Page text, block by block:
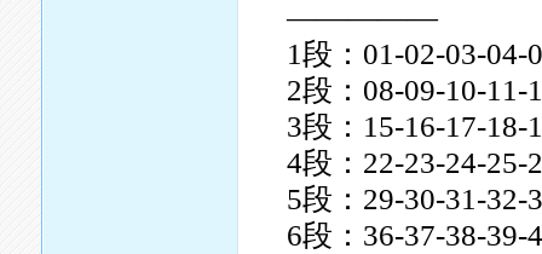
—————
1段：01-02-03-04-
2段：08-09-10-11-
3段：15-16-17-18-
4段：22-23-24-25-
5段：29-30-31-32-
6段：36-37-38-39-